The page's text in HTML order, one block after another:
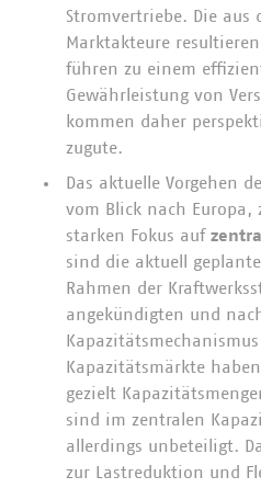
Stromvertriebe. Die aus
Marktakteure
führen zu einem
Gewährleistung von
kommen daher
zugute.
Das aktuelle Vorgehen
vom Blick nach Europa,
starken Fokus auf
sind die aktuell
Rahmen der
angekündigten und
Kapazitätsmärkte
gezielt
sind im zentralen
allerdings unbeteiligt.
zur Lastreduktion und